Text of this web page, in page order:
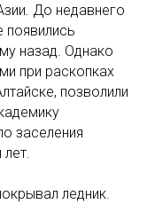
До недавнего
появились
назад. Однако
при раскопках
позволили
заселения
ледник.